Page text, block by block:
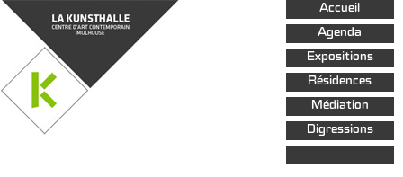
Aller au
contenu
principal
Accueil
Agenda
Expositions
Résidences
Médiation
Digressions